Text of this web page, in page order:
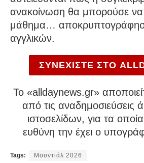
ανακοίνωση θα μπορούσε να
μάθημα…
αγγλικών.
ΣΥΝΕΧΙΣΤΕ ΣΤΟ
To «alldaynews.gr»
από τις αναδημοσιεύσεις
ιστοσελίδων, για τα
ευθύνη την έχει ο
Tags: Μουντιάλ 2026